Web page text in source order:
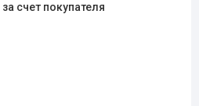
за счет покупателя